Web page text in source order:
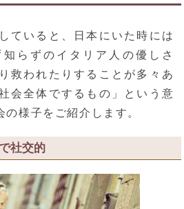
ていると、日本にいた時には
らずのイタリア人の優しさ
救われたりすることが多々あ
会全体でするもの」という意
様子をご紹介します。
社交的